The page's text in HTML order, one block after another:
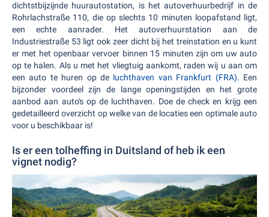
dichtstbijzijnde huurautostation, is het autoverhuurbedrijf in de
Rohrlachstraße 110, die op slechts 10 minuten loopafstand ligt,
een echte aanrader. Het autoverhuurstation aan de
Industriestraße 53 ligt ook zeer dicht bij het treinstation en u kunt
er met het openbaar vervoer binnen 15 minuten zijn om uw auto
op te halen. Als u met het vliegtuig aankomt, raden wij u aan om
een auto te huren op de luchthaven van Frankfurt (FRA). Een
bijzonder voordeel zijn de lange openingstijden en het grote
aanbod aan auto's op de luchthaven. Doe de check en krijg een
gedetailleerd overzicht op welke van de locaties een optimale auto
voor u beschikbaar is!
Is er een tolheffing in Duitsland of heb ik een
vignet nodig?